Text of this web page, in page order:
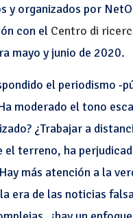
y organizados por
con el Centro di
mayo y junio de 2020.
el periodismo -
moderado el tono
¿Trabajar a
terreno, ha
más atención a la
era de las noticias